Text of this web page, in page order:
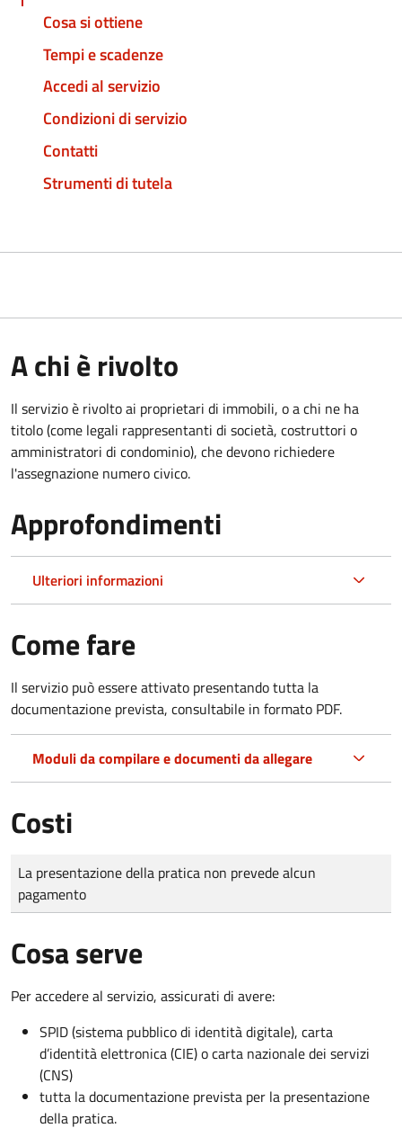
Cosa si ottiene
Tempi e scadenze
Accedi al servizio
Condizioni di servizio
Contatti
Strumenti di tutela
A chi è rivolto
Il servizio è rivolto ai proprietari di immobili, o a chi ne ha
titolo (come legali rappresentanti di società, costruttori o
amministratori di condominio), che devono richiedere
l'assegnazione numero civico.
Approfondimenti
Ulteriori informazioni
Come fare
Il servizio può essere attivato presentando tutta la
documentazione prevista, consultabile in formato PDF.
Moduli da compilare e documenti da allegare
Costi
Tipo di pagamento
Importo
La presentazione della pratica non prevede alcun
pagamento
Cosa serve
Per accedere al servizio, assicurati di avere:
SPID (sistema pubblico di identità digitale), carta
d’identità elettronica (CIE) o carta nazionale dei servizi
(CNS)
tutta la documentazione prevista per la presentazione
della pratica.